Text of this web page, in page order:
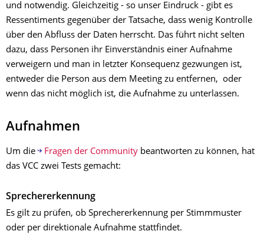
und notwendig. Gleichzeitig - so unser Eindruck - gibt es
Ressentiments gegenüber der Tatsache, dass wenig Kontrolle
über den Abfluss der Daten herrscht. Das führt nicht selten
dazu, dass Personen ihr Einverständnis einer Aufnahme
verweigern und man in letzter Konsequenz gezwungen ist,
entweder die Person aus dem Meeting zu entfernen, oder
wenn das nicht möglich ist, die Aufnahme zu unterlassen.
Aufnahmen
Um die Fragen der Communitybeantworten zu können, hat
das VCC zwei Tests gemacht:
Sprechererkennung
Es gilt zu prüfen, ob Sprechererkennung per Stimmmuster
oder per direktionale Aufnahme stattfindet.